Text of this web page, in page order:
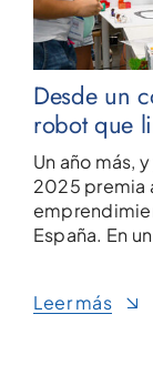
Desde un
robot que
Un año más,
2025 premia
España. En
Leer más